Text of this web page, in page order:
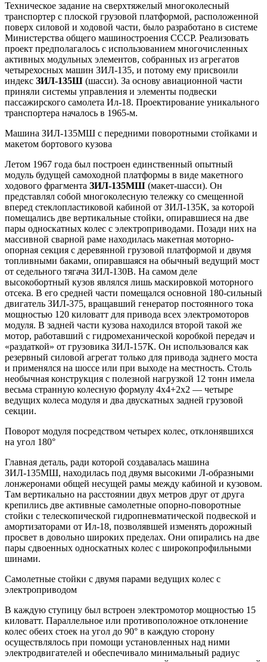
Техническое задание на сверхтяжелый многоколесный
транспортер с плоской грузовой платформой, расположенной
поверх силовой и ходовой части, было разработано в системе
Министерства общего машиностроения СССР. Реализовать
проект предполагалось с использованием многочисленных
активных модульных элементов, собранных из агрегатов
четырехосных машин ЗИЛ-135, и потому ему присвоили
индекс ЗИЛ-135Ш (шасси). За основу авиационной части
приняли системы управления и элементы подвески
пассажирского самолета Ил-18. Проектирование уникального
транспортера началось в 1965-м.
Машина ЗИЛ-135МШ с передними поворотными стойками и
макетом бортового кузова
Летом 1967 года был построен единственный опытный
модуль будущей самоходной платформы в виде макетного
ходового фрагмента ЗИЛ-135МШ (макет-шасси). Он
представлял собой многоколесную тележку со смещенной
вперед стеклопластиковой кабиной от ЗИЛ-135К, за которой
помещались две вертикальные стойки, опиравшиеся на две
пары односкатных колес с электроприводами. Позади них на
массивной сварной раме находилась макетная моторно-
опорная секция с деревянной грузовой платформой и двумя
топливными баками, опиравшаяся на обычный ведущий мост
от седельного тягача ЗИЛ-130В. На самом деле
высокобортный кузов являлся лишь маскировкой моторного
отсека. В его средней части помещался основной 180-сильный
двигатель ЗИЛ-375, вращавший генератор постоянного тока
мощностью 120 киловатт для привода всех электромоторов
модуля. В задней части кузова находился второй такой же
мотор, работавший с гидромеханической коробкой передач и
«раздаткой» от грузовика ЗИЛ-157К. Он использовался как
резервный силовой агрегат только для привода заднего моста
и применялся на шоссе или при выходе на местность. Столь
необычная конструкция с полезной нагрузкой 12 тонн имела
весьма странную колесную формулу 4х4+2х2 — четыре
ведущих колеса модуля и два двускатных задней грузовой
секции.
Поворот модуля посредством четырех колес, отклонявшихся
на угол 180°
Главная деталь, ради которой создавалась машина
ЗИЛ-135МШ, находилась под двумя высокими Л-образными
лонжеронами общей несущей рамы между кабиной и кузовом.
Там вертикально на расстоянии двух метров друг от друга
крепились две активные самолетные опорно-поворотные
стойки с телескопической гидропневматической подвеской и
амортизаторами от Ил-18, позволявшей изменять дорожный
просвет в довольно широких пределах. Они опирались на две
пары сдвоенных односкатных колес с широкопрофильными
шинами.
Самолетные стойки с двумя парами ведущих колес с
электроприводом
В каждую ступицу был встроен электромотор мощностью 15
киловатт. Параллельное или противоположное отклонение
колес обеих стоек на угол до 90° в каждую сторону
осуществлялось при помощи установленных над ними
электродвигателей и обеспечивало минимальный радиус